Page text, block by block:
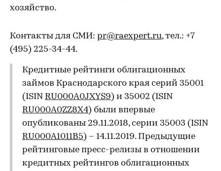
хозяйство.
Контакты для СМИ: pr@raexpert.ru, тел.: +7
(495) 225-34-44.
Кредитные рейтинги облигационных
займов Краснодарского края серий 35001
(ISIN RU000A0JXYS9) и 35002 (ISIN
RU000A0ZZ8X4) были впервые
опубликованы 29.11.2018, серии 35003 (ISIN
RU000A1011B5) – 14.11.2019. Предыдущие
рейтинговые пресс-релизы в отношении
кредитных рейтингов облигационных